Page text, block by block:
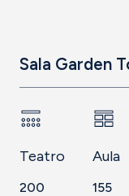
Sala Garden
Teatro
200
Aula
155